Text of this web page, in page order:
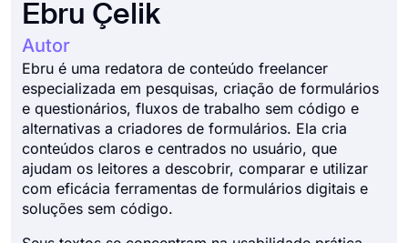
Ebru Çelik
Autor
Ebru é uma redatora de conteúdo freelancer
especializada em pesquisas, criação de formulários
e questionários, fluxos de trabalho sem código e
alternativas a criadores de formulários. Ela cria
conteúdos claros e centrados no usuário, que
ajudam os leitores a descobrir, comparar e utilizar
com eficácia ferramentas de formulários digitais e
soluções sem código.